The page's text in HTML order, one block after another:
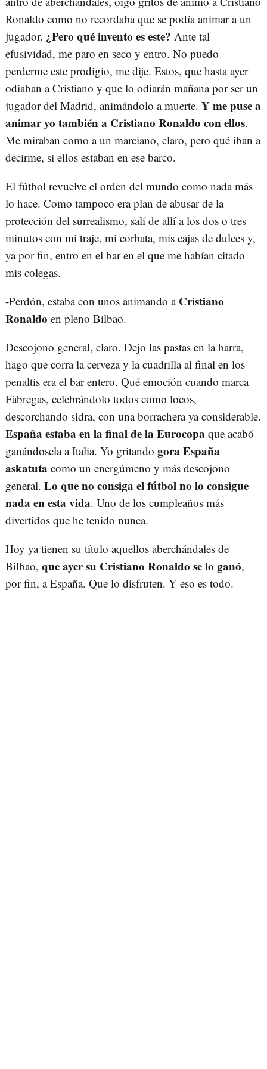
Ronaldo como no recordaba que se podía animar a un
jugador. ¿Pero qué invento es este? Ante tal
efusividad, me paro en seco y entro. No puedo
perderme este prodigio, me dije. Estos, que hasta ayer
odiaban a Cristiano y que lo odiarán mañana por ser un
jugador del Madrid, animándolo a muerte. Y me puse a
animar yo también a Cristiano Ronaldo con ellos.
Me miraban como a un marciano, claro, pero qué iban a
decirme, si ellos estaban en ese barco.
El fútbol revuelve el orden del mundo como nada más
lo hace. Como tampoco era plan de abusar de la
protección del surrealismo, salí de allí a los dos o tres
minutos con mi traje, mi corbata, mis cajas de dulces y,
ya por fin, entro en el bar en el que me habían citado
mis colegas.
-Perdón, estaba con unos animando a Cristiano
Ronaldo en pleno Bilbao.
Descojono general, claro. Dejo las pastas en la barra,
hago que corra la cerveza y la cuadrilla al final en los
penaltis era el bar entero. Qué emoción cuando marca
Fàbregas, celebrándolo todos como locos,
descorchando sidra, con una borrachera ya considerable.
España estaba en la final de la Eurocopa que acabó
ganándosela a Italia. Yo gritando gora España
askatuta como un energúmeno y más descojono
general. Lo que no consiga el fútbol no lo consigue
nada en esta vida. Uno de los cumpleaños más
divertidos que he tenido nunca.
Hoy ya tienen su título aquellos aberchándales de
Bilbao, que ayer su Cristiano Ronaldo se lo ganó,
por fin, a España. Que lo disfruten. Y eso es todo.